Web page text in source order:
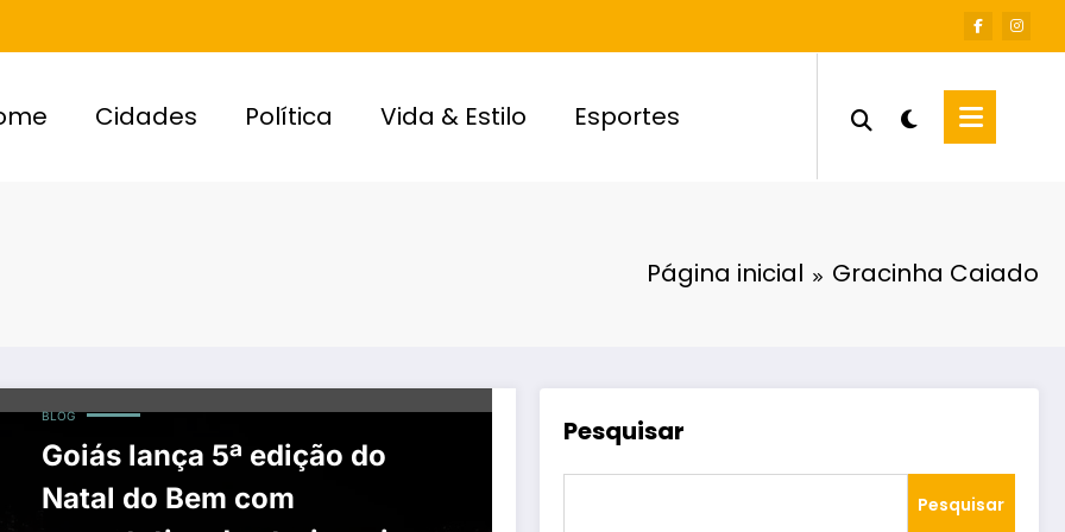
Cidades Política Vida & Estilo Esportes
Página inicial Gracinha Caiado
BLOG
Goiás lança 5ª edição do
Natal do Bem com
Pesquisar
Pesquisar